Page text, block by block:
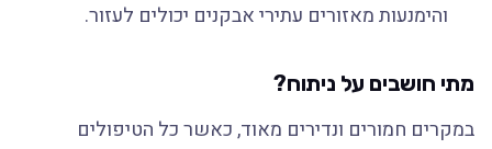
והימנעות מאזורים עתירי אבקנים יכולים לעזור.
מתי חושבים על ניתוח?
במקרים חמורים ונדירים מאוד, כאשר כל הטיפולים